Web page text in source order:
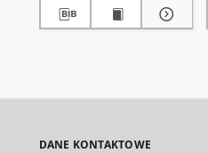
DANE KONTAKTOWE